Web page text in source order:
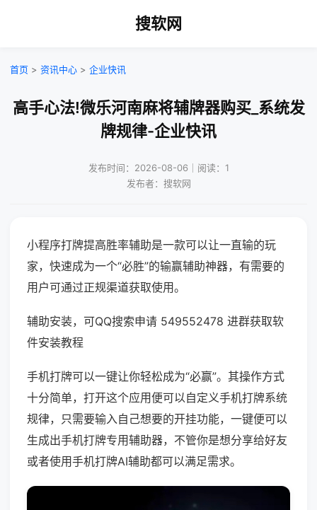
搜软网
首页 > 资讯中心 > 企业快讯
高手心法!微乐河南麻将辅牌器购买_系统发
牌规律-企业快讯
发布时间：2026-08-06｜阅读：1
发布者：搜软网
小程序打牌提高胜率辅助是一款可以让一直输的玩
家，快速成为一个“必胜”的输赢辅助神器，有需要的
用户可通过正规渠道获取使用。
辅助安装，可QQ搜索申请 549552478 进群获取软
件安装教程
手机打牌可以一键让你轻松成为“必赢”。其操作方式
十分简单，打开这个应用便可以自定义手机打牌系统
规律，只需要输入自己想要的开挂功能，一键便可以
生成出手机打牌专用辅助器，不管你是想分享给好友
或者使用手机打牌AI辅助都可以满足需求。